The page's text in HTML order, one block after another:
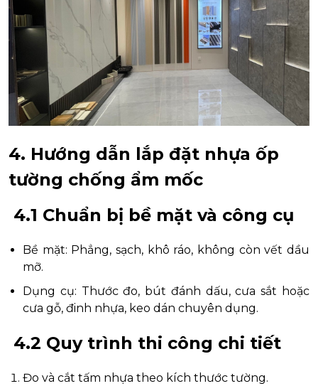
4. Hướng dẫn lắp đặt nhựa ốp
tường chống ẩm mốc
4.1 Chuẩn bị bề mặt và công cụ
Bề mặt: Phẳng, sạch, khô ráo, không còn vết dầu
mỡ.
Dụng cụ: Thước đo, bút đánh dấu, cưa sắt hoặc
cưa gỗ, đinh nhựa, keo dán chuyên dụng.
4.2 Quy trình thi công chi tiết
Đo và cắt tấm nhựa theo kích thước tường.